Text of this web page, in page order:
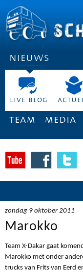
nieuws
live blog
team media
zondag 9 oktober 2011
Marokko
Team X-Dakar gaat
Marokko met onder
trucks van Frits van Eerd